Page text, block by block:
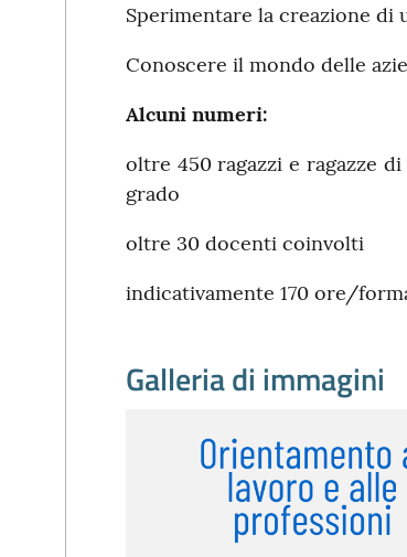
Sperimentare la creazione di
Conoscere il mondo delle
Alcuni numeri:
oltre 450 ragazzi e ragazze
grado
oltre 30 docenti coinvolti
indicativamente 170 ore/
Galleria di immagini